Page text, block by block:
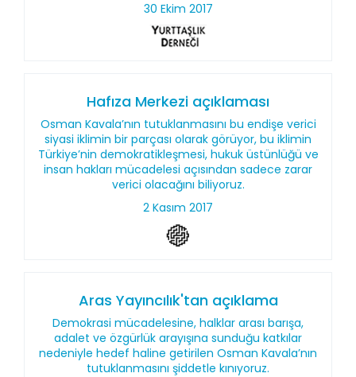
30 Ekim 2017
Hafıza Merkezi açıklaması
Osman Kavala’nın tutuklanmasını bu endişe verici
siyasi iklimin bir parçası olarak görüyor, bu iklimin
Türkiye’nin demokratikleşmesi, hukuk üstünlüğü ve
insan hakları mücadelesi açısından sadece zarar
verici olacağını biliyoruz.
2 Kasım 2017
Aras Yayıncılık'tan açıklama
Demokrasi mücadelesine, halklar arası barışa,
adalet ve özgürlük arayışına sunduğu katkılar
nedeniyle hedef haline getirilen Osman Kavala’nın
tutuklanmasını şiddetle kınıyoruz.